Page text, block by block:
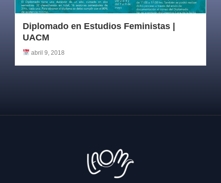
Diplomado en Estudios Feministas |
UACM
abril 9, 2018